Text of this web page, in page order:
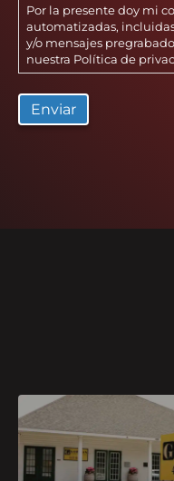
Por la presente doy mi
automatizadas,
y/o mensajes
nuestra Política de